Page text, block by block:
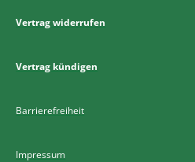
Vertrag widerrufen
Vertrag kündigen
Barrierefreiheit
Impressum